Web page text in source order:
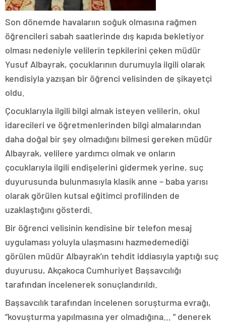
Son dönemde havalarıın soğuk olmasına rağmen
öğrencileri sabah saatlerinde dış kapıda bekletiyor
olması nedeniyle velilerin tepkilerini çeken müdür
Yusuf Albayrak, çocuklarının durumuyla ilgili olarak
kendisiyla yazışan bir öğrenci velisinden de şikayetçi
oldu.
Çocuklarıyla ilgili bilgi almak isteyen velilerin, okul
idarecileri ve öğretmenlerinden bilgi almalarından
daha doğal bir şey olmadığını bilmesi gereken müdür
Albayrak, velilere yardımcı olmak ve onların
çocuklarıyla ilgili endişelerini gidermek yerine, suç
duyurusunda bulunmasıyla klasik anne – baba yarısı
olarak görülen kutsal eğitimci profilinden de
uzaklaştığını gösterdi.
Bir öğrenci velisinin kendisine bir telefon mesaj
uygulaması yoluyla ulaşmasını hazmedemediği
görülen müdür Albayrak’ın tehdit iddiasıyla yaptığı suç
duyurusu, Akçakoca Cumhuriyet Başsavcılığı
tarafından incelenerek sonuçlandırıldı.
Başsavcılık tarafından incelenen soruşturma evrağı,
”kovuşturma yapılmasına yer olmadığına… ” denerek